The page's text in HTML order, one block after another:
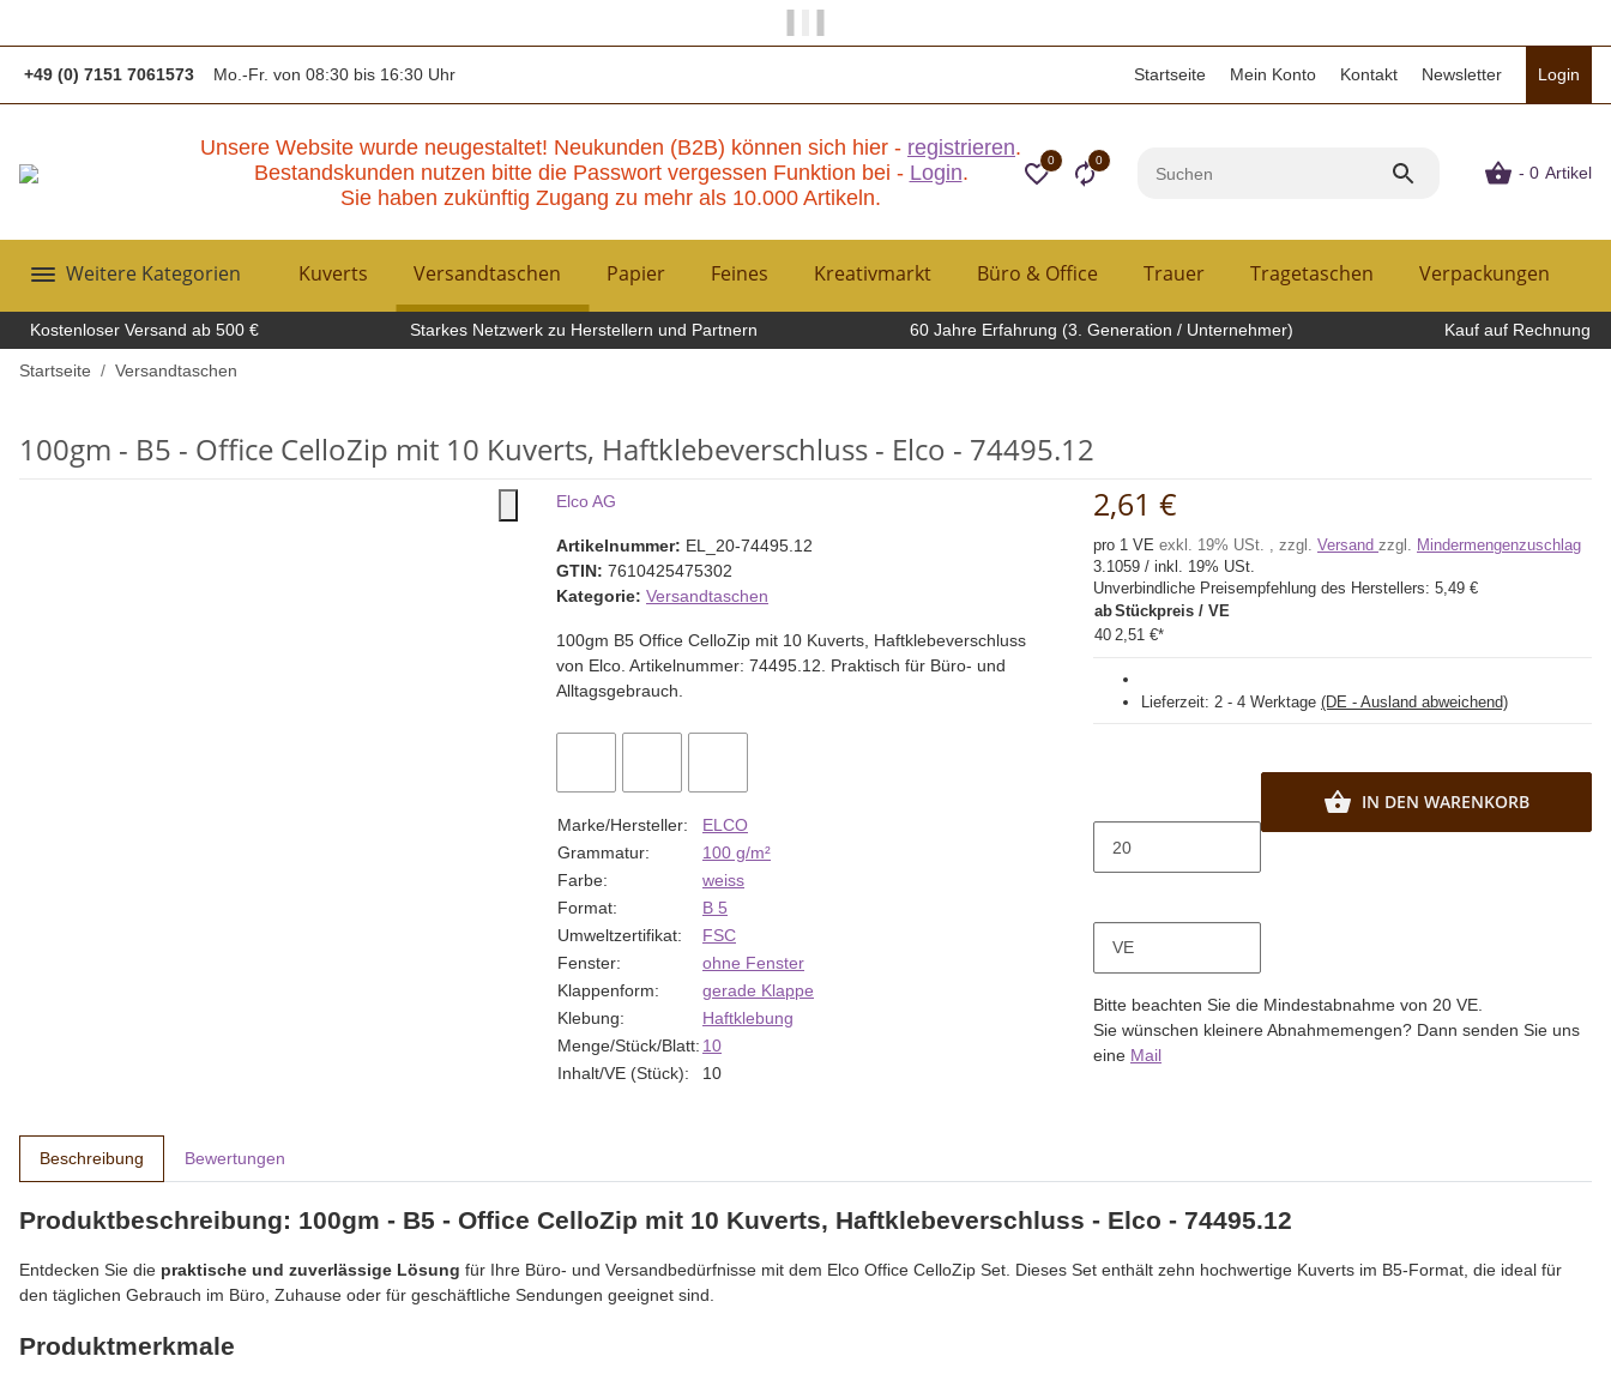
+49 (0) 7151 7061573 Mo.-Fr. von 08:30 bis 16:30 Uhr Startseite Mein Konto Kontakt Newsletter Login
Unsere Website wurde neugestaltet! Neukunden (B2B) können sich hier - registrieren.
Bestandskunden nutzen bitte die Passwort vergessen Funktion bei - Login.
Sie haben zukünftig Zugang zu mehr als 10.000 Artikeln.
0 0
- 0 Artikel
Weitere Kategorien Kuverts Versandtaschen Papier Feines Kreativmarkt Büro & Office Trauer Tragetaschen Verpackungen
Kostenloser Versand ab 500 € Starkes Netzwerk zu Herstellern und Partnern 60 Jahre Erfahrung (3. Generation / Unternehmer) Kauf auf Rechnung
Startseite Versandtaschen
100gm - B5 - Office CelloZip mit 10 Kuverts, Haftklebeverschluss - Elco - 74495.12
Elco AG
Artikelnummer: EL_20-74495.12
GTIN: 7610425475302
Kategorie: Versandtaschen
100gm B5 Office CelloZip mit 10 Kuverts, Haftklebeverschluss
von Elco. Artikelnummer: 74495.12. Praktisch für Büro- und
Alltagsgebrauch.
Marke/Hersteller:
ELCO
Grammatur:
100 g/m²
Farbe:
weiss
Format:
B 5
Umweltzertifikat:
FSC
Fenster:
ohne Fenster
Klappenform:
gerade Klappe
Klebung:
Haftklebung
Menge/Stück/Blatt: 10
Inhalt/VE (Stück):
10
Lieferzeit: 2 - 4 Werktage (DE - Ausland abweichend)
2,61 €
pro 1 VE exkl. 19% USt. , zzgl. Versand zzgl. Mindermengenzuschlag
3.1059 / inkl. 19% USt.
Unverbindliche Preisempfehlung des Herstellers: 5,49 €
abStückpreis / VE
40 2,51 €*
VE
IN DEN WARENKORB
x
Bitte beachten Sie die Mindestabnahme von 20 VE.
Sie wünschen kleinere Abnahmemengen? Dann senden Sie uns
eine Mail
Beschreibung Bewertungen
Produktbeschreibung: 100gm - B5 - Office CelloZip mit 10 Kuverts, Haftklebeverschluss - Elco - 74495.12
Entdecken Sie die praktische und zuverlässige Lösung für Ihre Büro- und Versandbedürfnisse mit dem Elco Office CelloZip Set. Dieses Set enthält zehn hochwertige Kuverts im B5-Format, die ideal für
den täglichen Gebrauch im Büro, Zuhause oder für geschäftliche Sendungen geeignet sind.
Produktmerkmale